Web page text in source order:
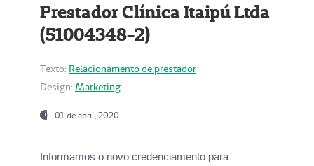
Prestador Clínica Itaipú Ltda
(51004348-2)
Texto: Relacionamento de prestador
Design: Marketing
01 de abril, 2020
Informamos o novo credenciamento para